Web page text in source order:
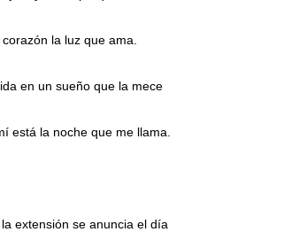
la luz que ama.
en un sueño que la mece
está la noche que me llama.
extensión se anuncia el día